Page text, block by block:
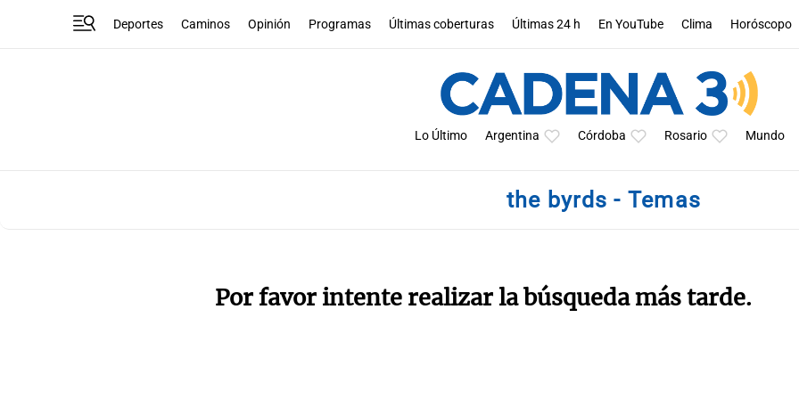
Deportes Caminos Opinión Programas Últimas coberturas Últimas 24 h En YouTube Clima Horóscopo
Lo Último Argentina Córdoba Rosario Mundo
the byrds - Temas
Por favor intente realizar la búsqueda más tarde.